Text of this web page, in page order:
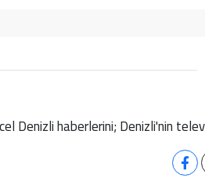
Denizli haberlerini; Denizli'nin